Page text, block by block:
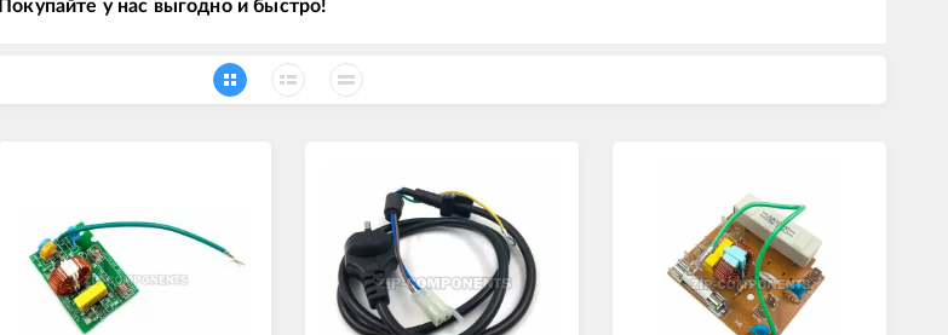
Покупайте у нас выгодно и быстро!